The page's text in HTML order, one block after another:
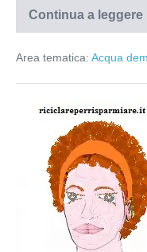
Continua a leggere
Dopobarba
fai
te
Area tematica: Acqua
Lozione